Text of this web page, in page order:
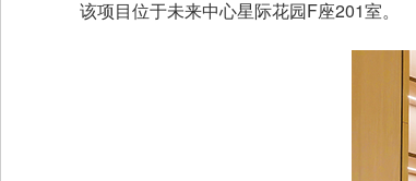
该项目位于未来中心星际花园 F座201室。